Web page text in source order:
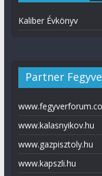
Kaliber Évkönyv
Partner
www.kalasnyikov.hu
www.gazpisztoly.hu
www.kapszli.hu